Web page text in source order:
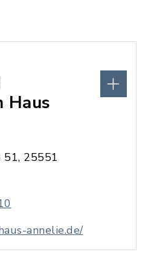
Haus
25551
annelie.de/